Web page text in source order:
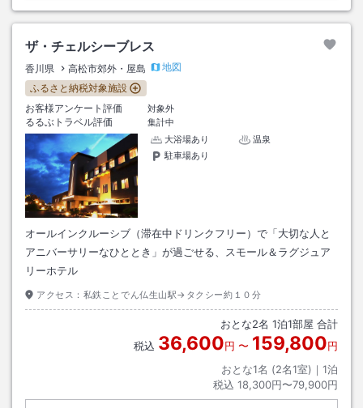
ザ・チェルシーブレス
香川県 高松市郊外・屋島
地図
ふるさと納税対象施設
お客様アンケート評価
対象外
るるぶトラベル評価
集計中
大浴場あり
温泉
駐車場あり
オールインクルーシブ（滞在中ドリンクフリー）で「大切な人と
アニバーサリーなひととき」が過ごせる、スモール＆ラグジュア
リーホテル
アクセス： 私鉄ことでん仏生山駅→タクシー約１０分
おとな2名 1泊1部屋 合計
税込 36,600円 〜 159,800円
おとな1名 (2名1室)｜ 1泊
税込 18,300円〜79,900円